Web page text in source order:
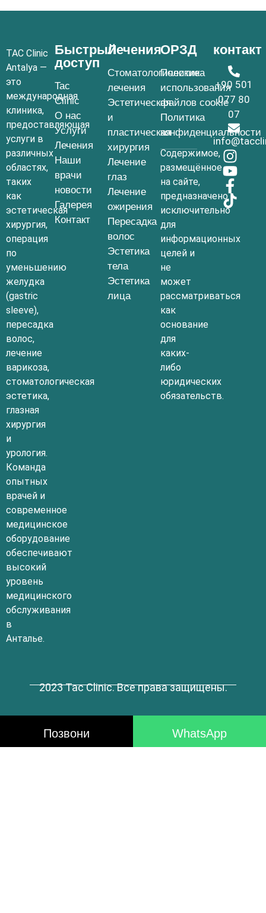
TAC Clinic
Antalya —
это
международная
клиника,
предоставляющая
услуги в
различных
областях,
таких
как
эстетическая
хирургия,
операция
по
уменьшению
желудка
(gastric
sleeve),
пересадка
волос,
лечение
варикоза,
стоматологическая
эстетика,
глазная
хирургия
и
урология.
Команда
опытных
врачей и
современное
медицинское
оборудование
обеспечивают
высокий
уровень
медицинского
обслуживания
в
Анталье.
Быстрый
доступ
Tac
Clinic
О нас
Услуги
Лечения
Наши
врачи
новости
Галерея
Контакт
Лечения
Стоматологические
лечения
Эстетическая
и
пластическая
хирургия
Лечение
глаз
Лечение
ожирения
Пересадка
волос
Эстетика
тела
Эстетика
лица
ОРЗД
Политика
использования
файлов cookie
Политика
конфиденциальности
Содержимое,
размещённое
на сайте,
предназначено
исключительно
для
информационных
целей и
не
может
рассматриваться
как
основание
для
каких-
либо
юридических
обязательств.
контакт
+90 501
077 80
07
2023 Tac Clinic. Все права защищены.
Позвони WhatsApp